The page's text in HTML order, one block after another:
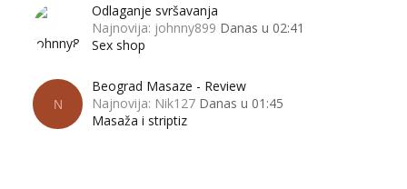
Odlaganje svršavanja
Najnovija: johnny899 Danas u 02:41
Sex shop
N
Beograd Masaze - Review
Najnovija: Nik127 Danas u 01:45
Masaža i striptiz